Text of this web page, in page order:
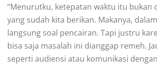
“Menurutku, ketepatan waktu itu bukan
yang sudah kita berikan. Makanya,
langsung soal pencairan. Tapi justru
bisa saja masalah ini dianggap remeh.
seperti audiensi atau komunikasi